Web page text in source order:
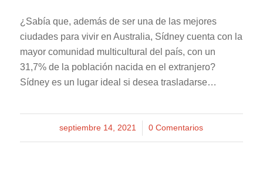
¿Sabía que, además de ser una de las mejores
ciudades para vivir en Australia, Sídney cuenta con la
mayor comunidad multicultural del país, con un
31,7% de la población nacida en el extranjero?
Sídney es un lugar ideal si desea trasladarse…
septiembre 14, 2021
/ 0 Comentarios